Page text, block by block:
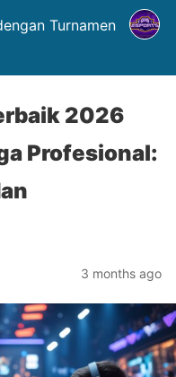
Turnamen
2026
Profesional:
3 months ago